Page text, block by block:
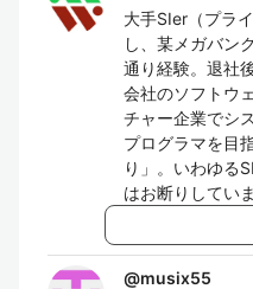
大手SIer（プラ
し、某メガバン
通り経験。退社
会社のソフトウ
チャー企業でシ
プログラマを目
り」。いわゆる
はお断りしていま
@musix55